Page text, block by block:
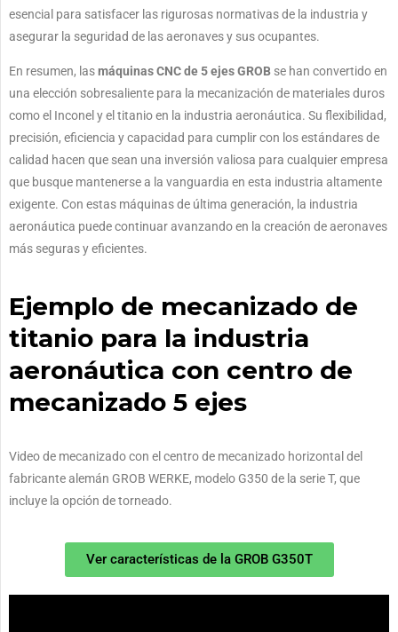
esencial para satisfacer las rigurosas normativas de la industria y
asegurar la seguridad de las aeronaves y sus ocupantes.
En resumen, lasmáquinas CNC de 5 ejes GROB se han convertido en
una elección sobresaliente para la mecanización de materiales duros
como el Inconel y el titanio en la industria aeronáutica. Su flexibilidad,
precisión, eficiencia y capacidad para cumplir con los estándares de
calidad hacen que sean una inversión valiosa para cualquier empresa
que busque mantenerse a la vanguardia en esta industria altamente
exigente. Con estas máquinas de última generación, la industria
aeronáutica puede continuar avanzando en la creación de aeronaves
más seguras y eficientes.
Ejemplo de mecanizado de
titanio para la industria
aeronáutica con centro de
mecanizado 5 ejes
Video de mecanizado con el centro de mecanizado horizontal del
fabricante alemán GROB WERKE, modelo G350 de la serie T, que
incluye la opción de torneado.
Ver características de la GROB G350T